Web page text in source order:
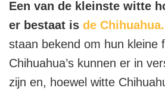
Een van de kleinste witte
er bestaat is de Chihuahua.
staan bekend om hun kleine
Chihuahua’s kunnen er in
zijn en, hoewel witte